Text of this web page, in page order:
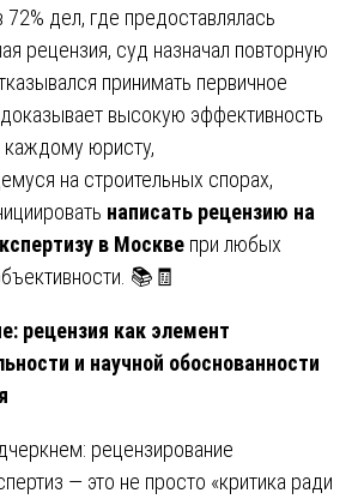
72% дел, где предоставлялась
рецензия, суд назначал повторную
принимать первичное
высокую эффективность
юристу,
на строительных спорах,
написать рецензию на
в Москве при любых
📚🧾
рецензия как элемент
и научной обоснованности
рецензирование
— это не просто «критика ради